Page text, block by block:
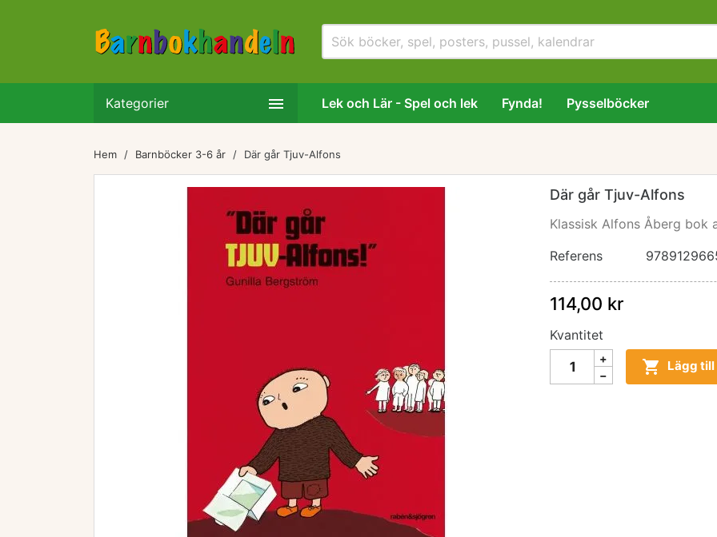
Kategorier  Lek och Lär - Spel och lek Fynda! Pysselböcker
Hem Barnböcker 3-6 år Där går Tjuv-Alfons
Där går Tjuv-Alfons
Klassisk Alfons Åberg bok
Referens
114,00 kr
Kvantitet
 Lägg